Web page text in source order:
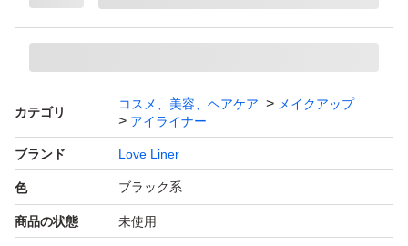
カテゴリ
コスメ、美容、ヘアケア
メイクアップ
アイライナー
ブランド Love Liner
色 ブラック系
商品の状態 未使用